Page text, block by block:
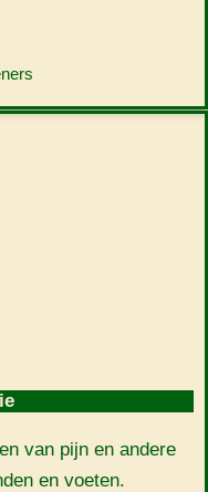
van pijn en andere
en voeten.